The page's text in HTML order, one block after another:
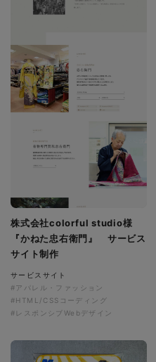
株式会社colorful studio様
『かねた忠右衛門』 サービス
サイト制作
サービスサイト
#アパレル・ファッション
#HTML/CSSコーディング
#レスポンシブWebデザイン